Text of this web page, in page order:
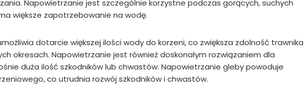
Napowietrzanie jest szczególnie korzystne podczas gorących, suchych
większe zapotrzebowanie na wodę.
dotarcie większej ilości wody do korzeni, co zwiększa zdolność trawnika
okresach. Napowietrzanie jest również doskonałym rozwiązaniem dla
duża ilość szkodników lub chwastów. Napowietrzanie gleby powoduje
co utrudnia rozwój szkodników i chwastów.